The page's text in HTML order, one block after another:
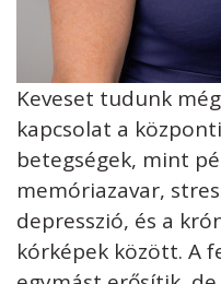
Keveset tudunk
kapcsolat a
betegségek, mint
memóriazavar,
depresszió, és a
kórképek között. A